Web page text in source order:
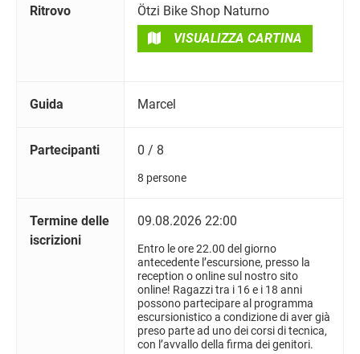
Ritrovo
Ötzi Bike Shop Naturno
VISUALIZZA CARTINA
Guida Marcel
Partecipanti 0 / 8
8 persone
Termine delle
iscrizioni
09.08.2026 22:00
Entro le ore 22.00 del giorno
antecedente l’escursione, presso la
reception o online sul nostro sito
online! Ragazzi tra i 16 e i 18 anni
possono partecipare al programma
escursionistico a condizione di aver già
preso parte ad uno dei corsi di tecnica,
con l’avvallo della firma dei genitori.